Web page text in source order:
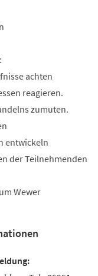
achten
reagieren.
zumuten.
entwickeln
der Teilnehmenden
Wewer